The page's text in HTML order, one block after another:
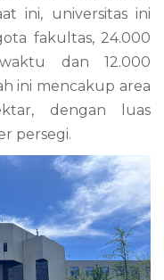
ini, universitas ini
fakultas, 24.000
dan 12.000
ini mencakup area
dengan luas
persegi.